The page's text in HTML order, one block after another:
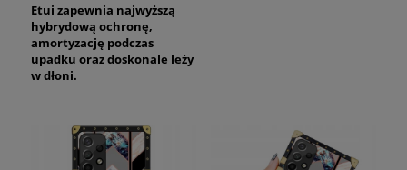
Etui zapewnia najwyższą
hybrydową ochronę,
amortyzację podczas
upadku orazdoskonale leży
w dłoni.